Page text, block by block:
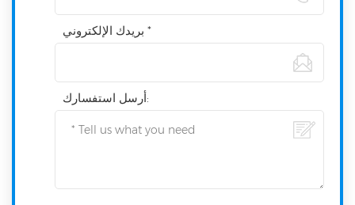
بريدك الإلكتروني *
أرسل استفسارك: